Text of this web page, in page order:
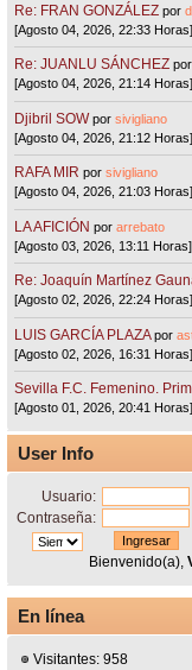
Re: FRAN GONZÁLEZ por
[Agosto 04, 2026, 22:33 Horas]
Re: JUANLU SÁNCHEZ
[Agosto 04, 2026, 21:14 Horas]
Djibril SOW porsivigliano
[Agosto 04, 2026, 21:12 Horas]
RAFA MIR porsivigliano
[Agosto 04, 2026, 21:03 Horas]
LA AFICIÓN porarrebato
[Agosto 03, 2026, 13:11 Horas]
Re: Joaquín Martínez
[Agosto 02, 2026, 22:24 Horas]
LUIS GARCÍA PLAZA por
[Agosto 02, 2026, 16:31 Horas]
Sevilla F.C. Femenino.
[Agosto 01, 2026, 20:41 Horas]
User Info
Usuario:
Contraseña:
Bienvenido(a),
En línea
Visitantes: 958